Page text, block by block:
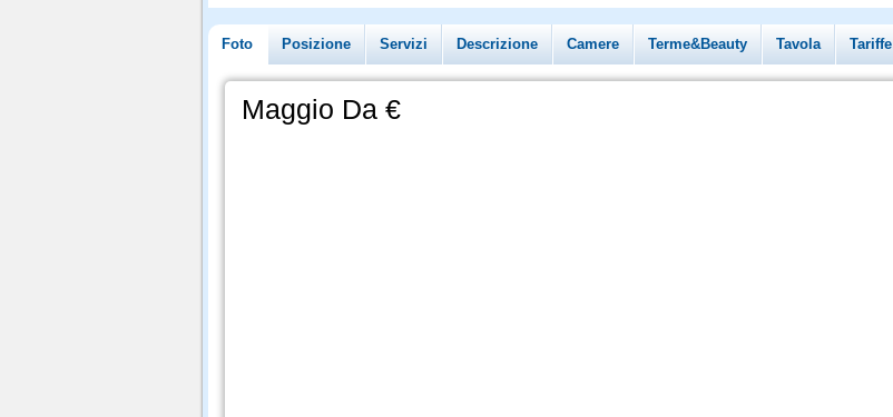
Foto Posizione Servizi Descrizione Camere Terme&Beauty Tavola Tariffe
Maggio Da €